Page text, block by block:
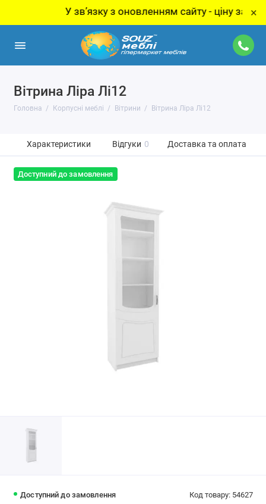
У звʼязку з оновленням сайту - ціну за товар×
Вітрина Ліра Лі12
Головна Корпусні меблі Вітрини Вітрина Ліра Лі12
Характеристики Відгуки 0 Доставка та оплата
Доступний до замовлення
Доступний до замовлення Код товару: 54627